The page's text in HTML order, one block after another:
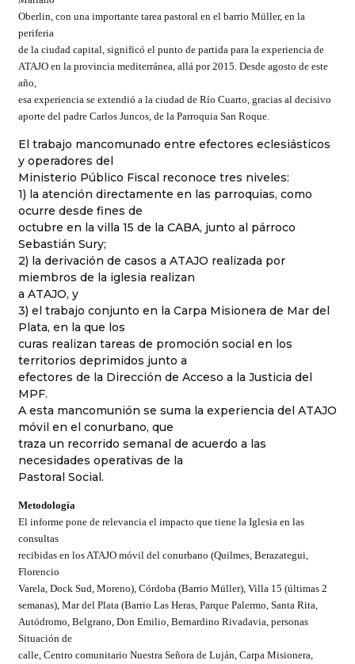
Oberlin, con una importante tarea pastoral en el barrio Müller, en la
periferia
de la ciudad capital, significó el punto de partida para la experiencia de
ATAJO en la provincia mediterránea, allá por 2015. Desde agosto de este
año,
esa experiencia se extendió a la ciudad de Río Cuarto, gracias al decisivo
aporte del padre Carlos Juncos, de la Parroquia San Roque.
El trabajo mancomunado entre efectores eclesiásticos
y operadores del
Ministerio Público Fiscal reconoce tres niveles:
1) la atención directamente en las parroquias, como
ocurre desde fines de
octubre en la villa 15 de la CABA, junto al párroco
Sebastián Sury;
2) la derivación de casos a ATAJO realizada por
miembros de la iglesia realizan
a ATAJO, y
3) el trabajo conjunto en la Carpa Misionera de Mar del
Plata, en la que los
curas realizan tareas de promoción social en los
territorios deprimidos junto a
efectores de la Dirección de Acceso a la Justicia del
MPF.
A esta mancomunión se suma la experiencia del ATAJO
móvil en el conurbano, que
traza un recorrido semanal de acuerdo a las
necesidades operativas de la
Pastoral Social.
Metodología
El informe pone de relevancia el impacto que tiene la Iglesia en las
consultas
recibidas en los ATAJO móvil del conurbano (Quilmes, Berazategui,
Florencio
Varela, Dock Sud, Moreno), Córdoba (Barrio Müller), Villa 15 (últimas 2
semanas), Mar del Plata (Barrio Las Heras, Parque Palermo, Santa Rita,
Autódromo, Belgrano, Don Emilio, Bernardino Rivadavia, personas
Situación de
calle, Centro comunitario Nuestra Señora de Luján, Carpa Misionera,